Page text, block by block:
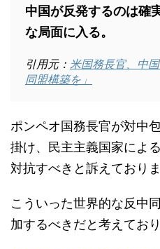
中国が反発するのは確
な局面に入る。
引用元： 米国務長官、中
同盟構築を」
ポンペオ国務長官が対中
掛け、民主主義国家によ
対抗すべきと訴えておりま
こういった世界的な反中
加するべきだと考えており